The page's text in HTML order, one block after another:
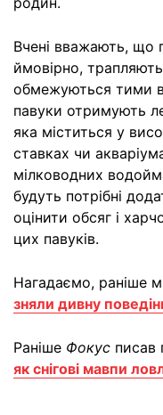
Вчені вважають, що
ймовірно,
обмежуються тими
павуки отримують
яка міститься у
ставках чи
мілководних
будуть потрібні
оцінити обсяг і
цих павуків.
Нагадаємо, раніше
зняли дивну
Раніше Фокус писав
як снігові мавпи